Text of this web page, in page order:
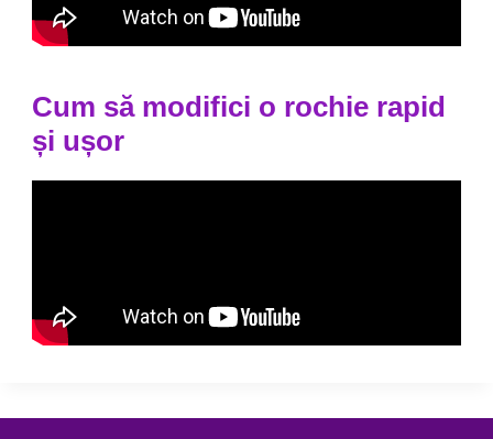
Cum să modifici o rochie rapid
și ușor